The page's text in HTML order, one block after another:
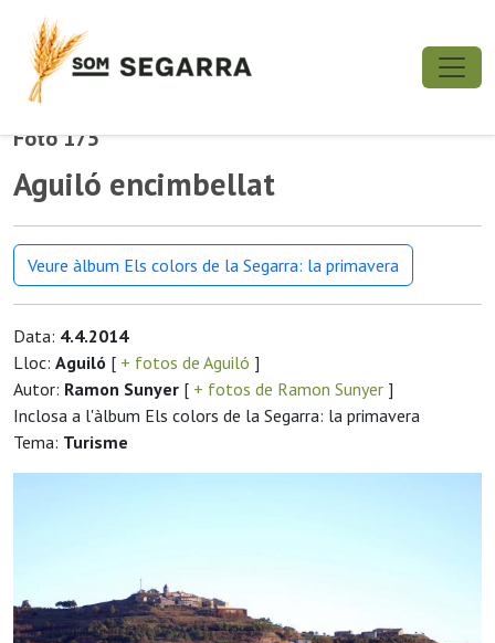
Foto 175
Aguiló encimbellat
Veure àlbum Els colors de la Segarra: la primavera
Data: 4.4.2014
Lloc: Aguiló [ + fotos de Aguiló ]
Autor: Ramon Sunyer [ + fotos de Ramon Sunyer ]
Inclosa a l'àlbum Els colors de la Segarra: la primavera
Tema: Turisme